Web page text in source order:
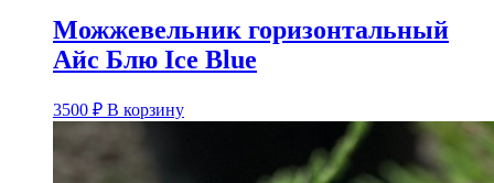
Можжевельник горизонтальный
Айс Блю Ice Blue
3500 ₽ В корзину